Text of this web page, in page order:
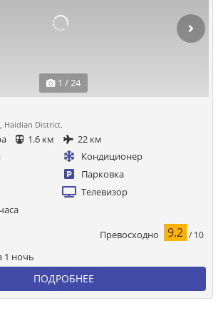
1 / 24
Haidian District.
1.6 км
22 км
Кондиционер
Парковка
Телевизор
Превосходно 9.2 / 10
1 ночь
ПОДРОБНЕЕ